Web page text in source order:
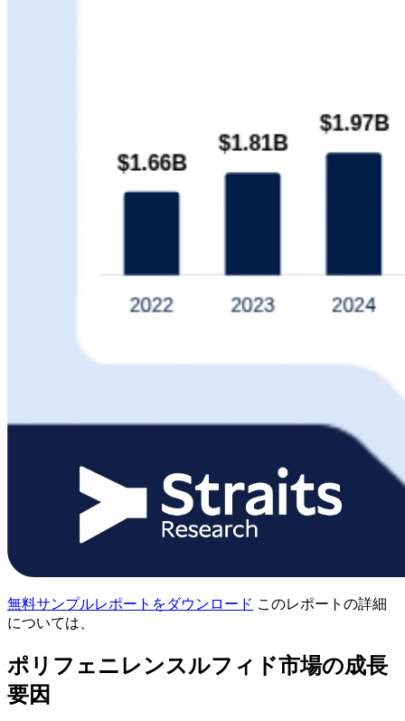
無料サンプルレポートをダウンロード このレポートの詳細
については、
ポリフェニレンスルフィド市場の成長
要因